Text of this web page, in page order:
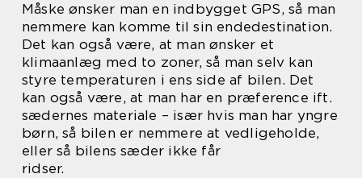
Måske ønsker man en indbygget GPS, så man
nemmere kan komme til sin endedestination.
Det kan også være, at man ønsker et
klimaanlæg med to zoner, så man selv kan
styre temperaturen i ens side af bilen. Det
kan også være, at man har en præference ift.
sædernes materiale – især hvis man har yngre
børn, så bilen er nemmere at vedligeholde,
eller så bilens sæder ikke får
ridser.